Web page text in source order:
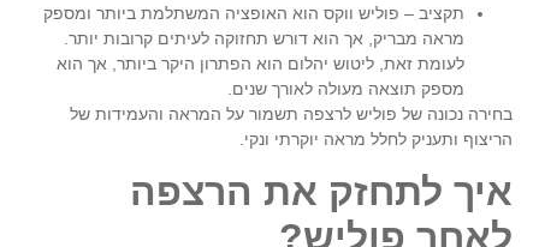
תקציב – פוליש ווקס הוא האופציה המשתלמת ביותר ומספק
מראה מבריק, אך הוא דורש תחזוקה לעיתים קרובות יותר.
לעומת זאת,ליטוש יהלום הוא הפתרון היקר ביותר, אך הוא
מספק תוצאה מעולה לאורך שנים.
בחירה נכונה של פוליש לרצפה תשמור על המראה והעמידות של
הריצוף ותעניק לחלל מראה יוקרתי ונקי.
איך לתחזק את הרצפה
לאחר פוליש?